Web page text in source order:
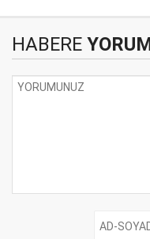
HABERE